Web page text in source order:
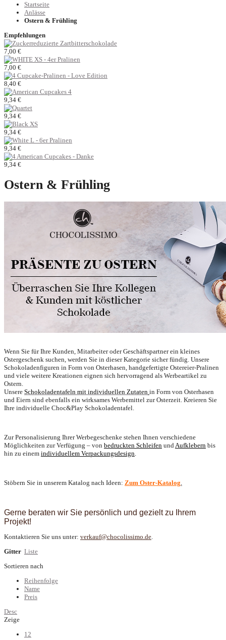
Startseite
Anlässe
Ostern & Frühling
Empfehlungen
7,00 €
7,00 €
8,40 €
9,34 €
9,34 €
9,34 €
9,34 €
9,34 €
Ostern & Frühling
Wenn Sie für Ihre Kunden, Mitarbeiter oder Geschäftspartner ein kleines
Ostergeschenk suchen, werden Sie in dieser Kategorie sicher fündig. Unsere
Schokoladenfiguren in Form von Osterhasen, handgefertigte Ostereier-Pralinen
und viele weitere Kreationen eignen sich hervorragend als Werbeartikel zu
Ostern.
Unsere Schokoladentafeln mit individuellen Zutaten in Form von Osterhasen
und Eiern sind ebenfalls ein wirksames Werbemittel zur Osterzeit. Kreieren Sie
Ihre individuelle Choc&Play Schokoladentafel.
Zur Personalisierung Ihrer Werbegeschenke stehen Ihnen verschiedene
Möglichkeiten zur Verfügung – von bedruckten Schleifen und Aufklebern bis
hin zu einem individuellem Verpackungsdesign
Stöbern Sie in unserem Katalog nach Ideen: Zum Oster-Katalog
Gerne beraten wir Sie persönlich und gezielt zu Ihrem
Projekt!
Kontaktieren Sie uns unter: verkauf@chocolissimo.de
Gitter Liste
Sortieren nach
Reihenfolge
Name
Preis
Desc
Zeige
12